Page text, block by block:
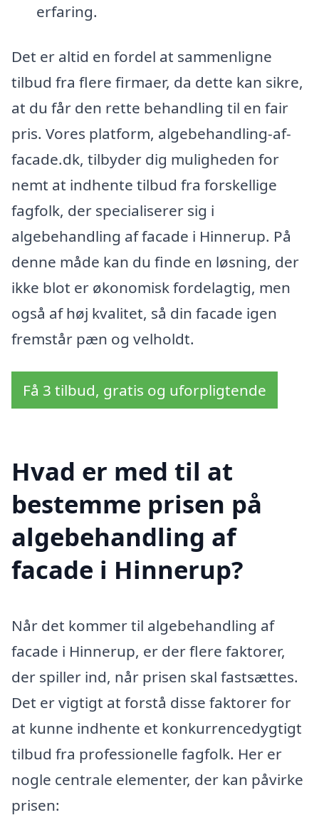
erfaring.
Det er altid en fordel at sammenligne
tilbud fra flere firmaer, da dette kan sikre,
at du får den rette behandling til en fair
pris. Vores platform, algebehandling-af-
facade.dk, tilbyder dig muligheden for
nemt at indhente tilbud fra forskellige
fagfolk, der specialiserer sig i
algebehandling af facade i Hinnerup. På
denne måde kan du finde en løsning, der
ikke blot er økonomisk fordelagtig, men
også af høj kvalitet, så din facade igen
fremstår pæn og velholdt.
Få 3 tilbud, gratis og uforpligtende
Hvad er med til at
bestemme prisen på
algebehandling af
facade i Hinnerup?
Når det kommer til algebehandling af
facade i Hinnerup, er der flere faktorer,
der spiller ind, når prisen skal fastsættes.
Det er vigtigt at forstå disse faktorer for
at kunne indhente et konkurrencedygtigt
tilbud fra professionelle fagfolk. Her er
nogle centrale elementer, der kan påvirke
prisen: